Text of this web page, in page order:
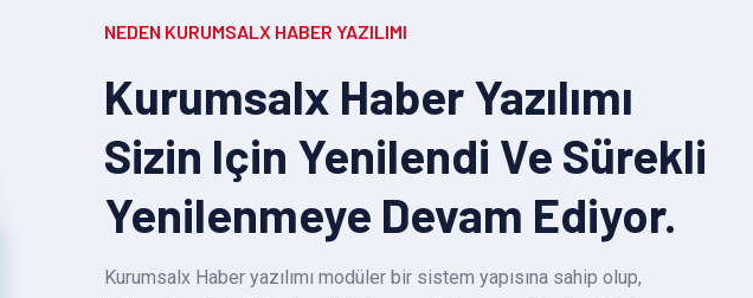
NEDEN KURUMSALX HABER YAZILIMI
Kurumsalx Haber Yazılımı
Sizin Için Yenilendi Ve Sürekli
Yenilenmeye Devam Ediyor.
Kurumsalx Haber yazılımı modüler bir sistem yapısına sahip olup,